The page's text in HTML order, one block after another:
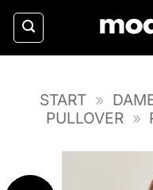
Zum
Inhalt
springen
START »
PULLOVER »